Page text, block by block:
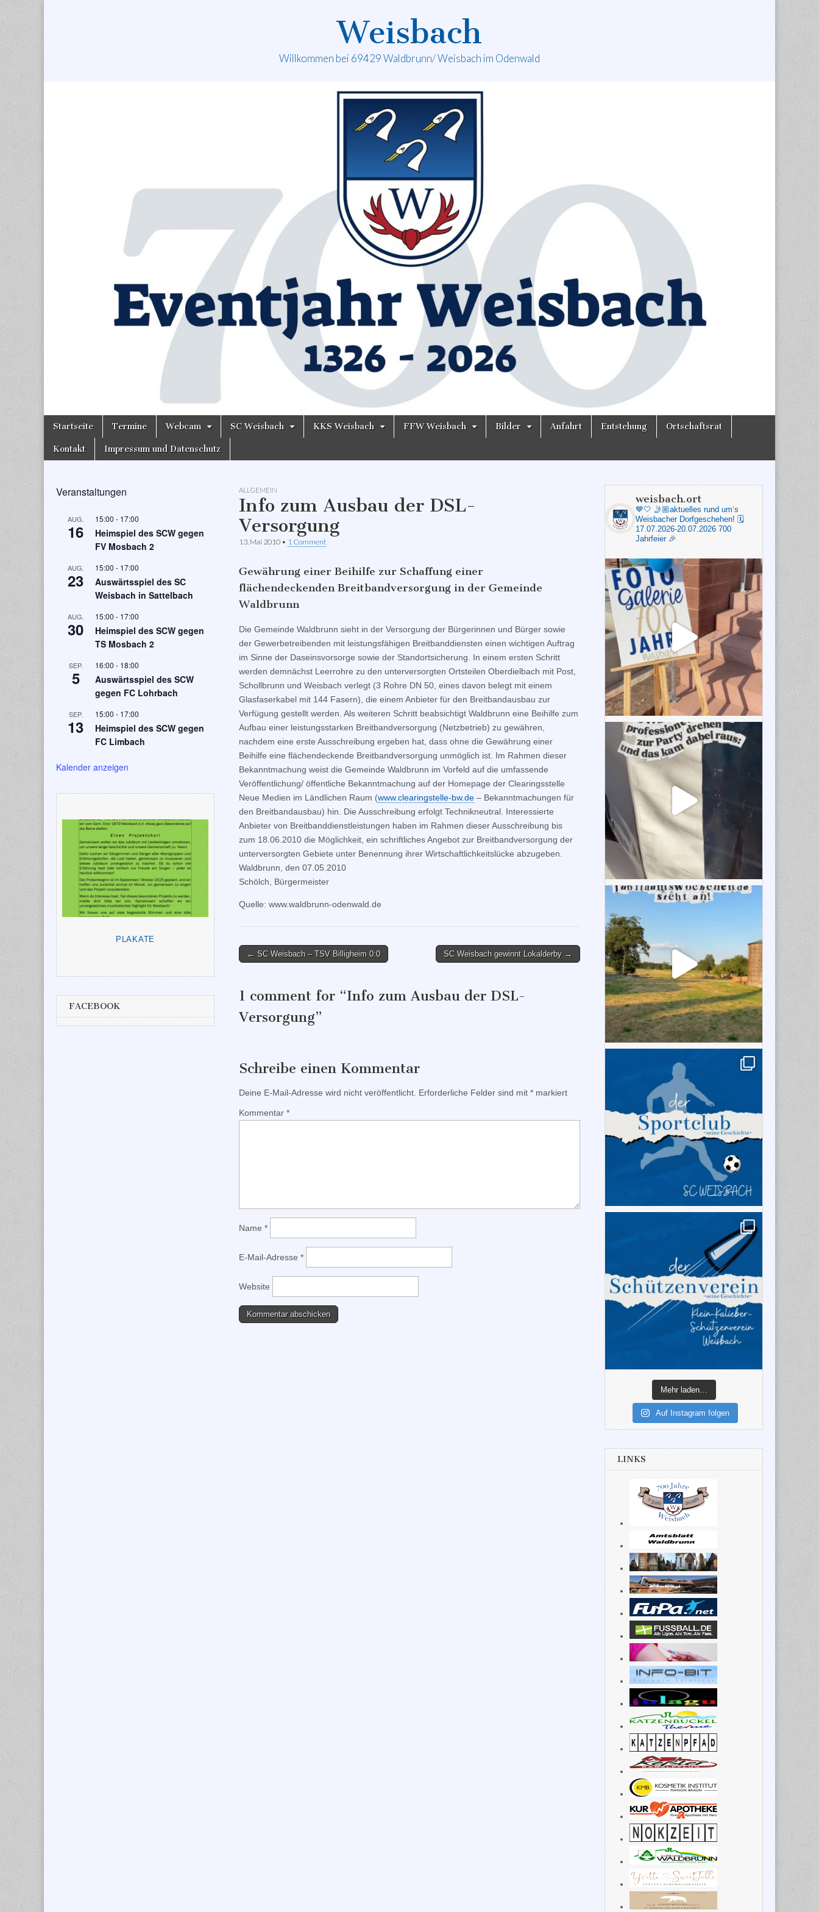
Weisbach
Willkommen bei 69429 Waldbrunn/ Weisbach im Odenwald
Main
Skip
content
Startseite Termine Webcam SC Weisbach KKS Weisbach FFW Weisbach Bilder Anfahrt Entstehung Ortschaftsrat
Kontakt Impressum und Datenschutz
ALLGEMEIN
Info zum Ausbau der DSL-
Versorgung
13. Mai 2010 • 1 Comment
Gewährung einer Beihilfe zur Schaffung einer
flächendeckenden Breitbandversorgung in der Gemeinde
Waldbrunn
Die Gemeinde Waldbrunn sieht in der Versorgung der Bürgerinnen und Bürger sowie
der Gewerbetreibenden mit leistungsfähigen Breitbanddiensten einen wichtigen Auftrag
im Sinne der Daseinsvorsorge sowie der Standortsicherung. In einem ersten Schritt
werden demnächst Leerrohre zu den unterversorgten Ortsteilen Oberdielbach mit Post,
Schollbrunn und Weisbach verlegt (3 Rohre DN 50, eines davon belegt mit einem
Glasfaserkabel mit 144 Fasern), die einem Anbieter für den Breitbandausbau zur
Verfügung gestellt werden. Als weiteren Schritt beabsichtigt Waldbrunn eine Beihilfe zum
Aufbau einer leistungsstarken Breitbandversorgung (Netzbetrieb) zu gewähren,
nachdem eine erste Ausschreibung ergeben hat, dass ohne die Gewährung einer
Beihilfe eine flächendeckende Breitbandversorgung unmöglich ist. Im Rahmen dieser
Bekanntmachung weist die Gemeinde Waldbrunn im Vorfeld auf die umfassende
Veröffentlichung/ öffentliche Bekanntmachung auf der Homepage der Clearingsstelle
Neue Medien im Ländlichen Raum (www.clearingstelle-bw.de – Bekanntmachungen für
den Breitbandausbau) hin. Die Ausschreibung erfolgt Technikneutral. Interessierte
Anbieter von Breitbanddienstleistungen haben im Rahmen dieser Ausschreibung bis
zum 18.06.2010 die Möglichkeit, ein schriftliches Angebot zur Breitbandversorgung der
unterversorgten Gebiete unter Benennung ihrer Wirtschaftlichkeitslücke abzugeben.
Waldbrunn, den 07.05.2010
Schölch, Bürgermeister
Quelle: www.waldbrunn-odenwald.de
Post
← SC Weisbach – TSV Billigheim 0:0 SC Weisbach gewinnt Lokalderby →
1 comment for “Info zum Ausbau der DSL-
Versorgung”
Schreibe einen Kommentar
Deine E-Mail-Adresse wird nicht veröffentlicht. Erforderliche Felder sind mit * markiert
Kommentar *
Name *
E-Mail-Adresse *
Website
Veranstaltungen
AUG.
16
15:00 - 17:00
Heimspiel des SCW gegen
FV Mosbach 2
AUG.
23
15:00 - 17:00
Auswärtsspiel des SC
Weisbach in Sattelbach
AUG.
30
15:00 - 17:00
Heimspiel des SCW gegen
TS Mosbach 2
SEP.
5
16:00 - 18:00
Auswärtsspiel des SCW
gegen FC Lohrbach
SEP.
13
15:00 - 17:00
Heimspiel des SCW gegen
FC Limbach
Kalender anzeigen
PLAKATE
FACEBOOK
weisbach.ort
💙🤍 🤳🏼aktuelles rund um‘s
Weisbacher Dorfgeschehen! 🗓️
17.07.2026-20.07.2026 700
Jahrfeier 🎉
Mehr laden…
Auf Instagram folgen
LINKS